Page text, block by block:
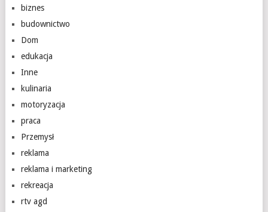
biznes
budownictwo
Dom
edukacja
Inne
kulinaria
motoryzacja
praca
Przemysł
reklama
reklama i marketing
rekreacja
rtv agd